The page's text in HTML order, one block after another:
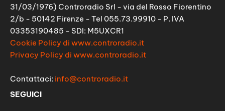
31/03/1976) Controradio Srl - via del Rosso Fiorentino
2/b - 50142 Firenze - Tel 055.73.99910 - P. IVA
03353190485 - SDI: M5UXCR1
Cookie Policy di www.controradio.it
Privacy Policy di www.controradio.it
Contattaci: info@controradio.it
SEGUICI